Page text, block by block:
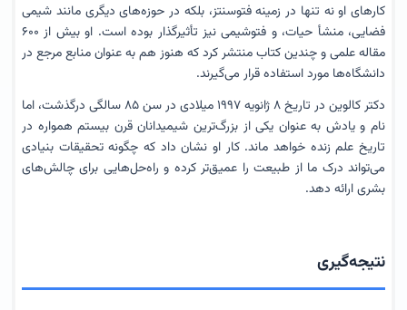
کارهای او نه تنها در زمینه فتوسنتز، بلکه در حوزه‌های دیگری مانند شیمی
فضایی، منشأ حیات، و فتوشیمی نیز تأثیرگذار بوده است. او بیش از ۶۰۰
مقاله علمی و چندین کتاب منتشر کرد که هنوز هم به عنوان منابع مرجع در
دانشگاه‌ها مورد استفاده قرار می‌گیرند.
دکتر کالوین در تاریخ ۸ ژانویه ۱۹۹۷ میلادی در سن ۸۵ سالگی درگذشت، اما
نام و یادش به عنوان یکی از بزرگ‌ترین شیمیدانان قرن بیستم همواره در
تاریخ علم زنده خواهد ماند. کار او نشان داد که چگونه تحقیقات بنیادی
می‌تواند درک ما از طبیعت را عمیق‌تر کرده و راه‌حل‌هایی برای چالش‌های
بشری ارائه دهد.
نتیجه‌گیری